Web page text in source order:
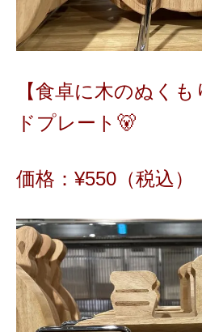
【食卓に木のぬく
ドプレート🐻
価格：¥550 （税込）